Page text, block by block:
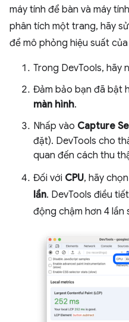
máy tính để bàn và máy
phân tích một trang, hãy
để mô phỏng hiệu suất
Trong DevTools, hãy
Đảm bảo bạn đã bật
màn hình.
Nhấp vào Capture
đặt). DevTools cho
quan đến cách thu
Đối với CPU, hãy chọn
lần. DevTools điều
động chậm hơn 4 lần